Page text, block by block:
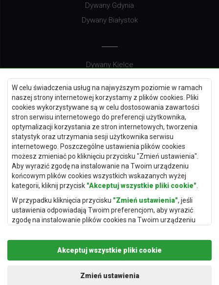
W celu świadczenia usług na najwyższym poziomie w ramach
naszej strony internetowej korzystamy z plików cookies. Pliki
cookies wykorzystywane są w celu dostosowania zawartości
stron serwisu internetowego do preferencji użytkownika,
optymalizacji korzystania ze stron internetowych, tworzenia
statystyk oraz utrzymania sesji użytkownika serwisu
internetowego. Poszczególne ustawienia plików cookies
możesz zmieniać po kliknięciu przycisku "Zmień ustawienia".
Aby wyrazić zgodę na instalowanie na Twoim urządzeniu
końcowym plików cookies wszystkich wskazanych wyżej
kategorii, kliknij przycisk "Akceptuj wszystkie pliki cookie"
W przypadku kliknięcia przycisku "Zmień ustawienia", jeśli
ustawienia odpowiadają Twoim preferencjom, aby wyrazić
zgodę na instalowanie plików cookies na Twoim urządzeniu
"Zapisz i zaakceptuj".
Podstawą przetwarzania danych osobowych, w zakresie w
administratora danych osobowych (Rugito Radosław Bartosik z
Akceptuj wszystkie pliki cookie
Zmień ustawienia
Dywany Gdynia
Dywany Białystok
Dywany Kielce
Dywany Gdańsk
Dywany Toruń
Dywany Bydgoszcz
Dywany Łódź
Dywany Katowice
Dywany Rzeszów
Dywany Częstochowa
Projekt i realizacja:dimax.pl